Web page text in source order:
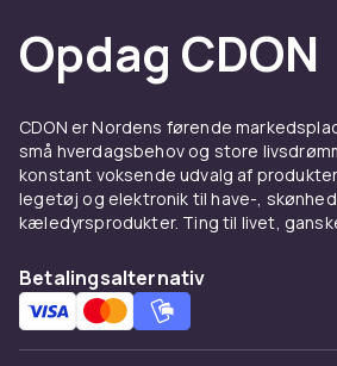
populære motiver.
Kombiner medbadebukser for
solbeskyttelse. Se hele
badetøj-kategori.
Snit og modeller at
Badedragter fås i et stort
Klassiske modeller med brede
stabile og sikre og passer
Opdag CDON
CDON er Nordens førende
små hverdagsbehov og store
konstant voksende udvalg af
legetøj og elektronik til have-,
kæledyrsprodukter. Ting til livet,
Betalingsalternativ